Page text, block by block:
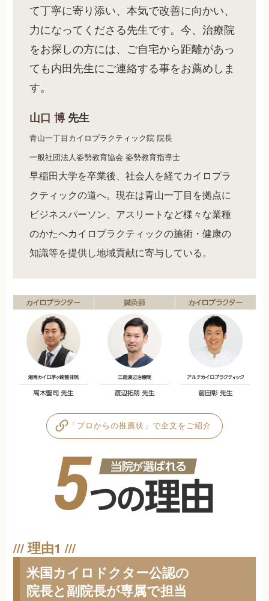
て丁寧に寄り添い、本気で改善に向かい、
力になってくださる先生です。今、治療院
をお探しの方には、ご自宅から距離があっ
ても内田先生にご連絡する事をお薦めしま
す。
山口 博 先生
青山一丁目カイロプラクティック院 院長
一般社団法人姿勢教育協会 姿勢教育指導士
早稲田大学を卒業後、社会人を経てカイロプラ
クティックの道へ。現在は青山一丁目を拠点に
ビジネスパーソン、アスリートなど様々な業種
のかたへカイロプラクティックの施術・健康の
知識等を提供し地域貢献に寄与している。
「プロからの推薦状」で全文をご紹介
米国カイロドクター公認の
院長と副院長が専属で担当